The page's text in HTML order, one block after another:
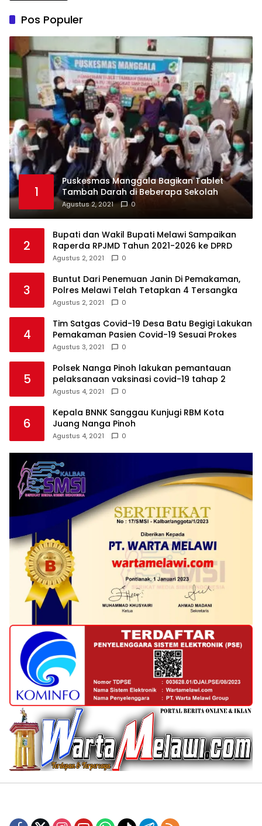
Pos Populer
1
Puskesmas Manggala Bagikan Tablet
Tambah Darah di Beberapa Sekolah
Agustus 2, 2021 0
2
Bupati dan Wakil Bupati Melawi Sampaikan
Raperda RPJMD Tahun 2021-2026 ke DPRD
Agustus 2, 2021 0
3
Buntut Dari Penemuan Janin Di Pemakaman,
Polres Melawi Telah Tetapkan 4 Tersangka
Agustus 2, 2021 0
4
Tim Satgas Covid-19 Desa Batu Begigi Lakukan
Pemakaman Pasien Covid-19 Sesuai Prokes
Agustus 3, 2021 0
5
Polsek Nanga Pinoh lakukan pemantauan
pelaksanaan vaksinasi covid-19 tahap 2
Agustus 4, 2021 0
6
Kepala BNNK Sanggau Kunjugi RBM Kota
Juang Nanga Pinoh
Agustus 4, 2021 0